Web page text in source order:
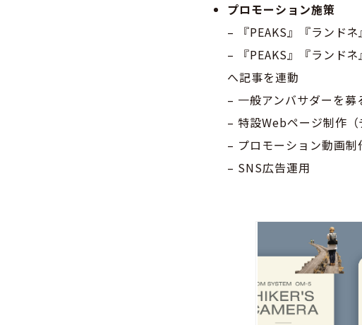
プロモーション施策
– 『PEAKS』『ランド
– 『PEAKS』『ランド
へ記事を連動
– 一般アンバサダーを
– 特設Webページ制作（
– プロモーション動画制
– SNS広告運用